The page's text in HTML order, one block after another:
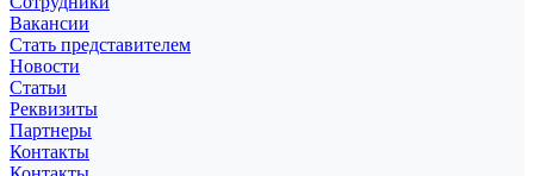
Вакансии
Стать представителем
Новости
Статьи
Реквизиты
Партнеры
Контакты